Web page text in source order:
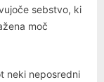
sebstvo, ki
moč
neki neposredni